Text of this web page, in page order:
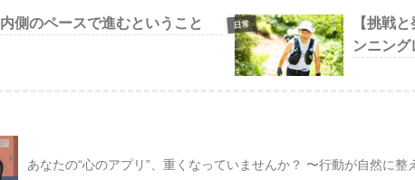
内側のペースで進むということ 日常
【挑戦
ンニン
あなたの“心のアプリ”、重くなっていませんか？ 〜行動が自然に整